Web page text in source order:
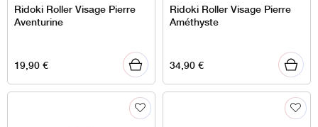
Ridoki Roller Visage Pierre
Aventurine
19,90€
Ridoki Roller Visage Pierre
Améthyste
34,90€